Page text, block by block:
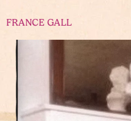
FRANCE GALL